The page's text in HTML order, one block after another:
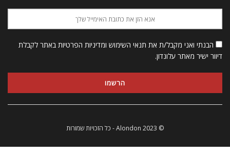
הבנתי ואני מקבל/ת את תנאי השימוש ומדיניות הפרטיות באתר לקבלת
דיוור ישיר מאתר עלונדון.
© 2023 Alondon - כל הזכויות שמורות